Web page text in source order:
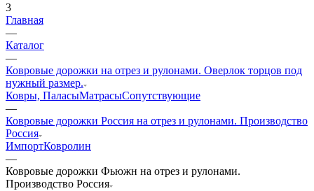
3
Главная
—
Каталог
—
Ковровые дорожки на отрез и рулонами. Оверлок торцов под
нужный размер.
Ковры, ПаласыМатрасыСопутствующие
—
Ковровые дорожки Россия на отрез и рулонами. Производство
Россия
ИмпортКовролин
—
Ковровые дорожки Фьюжн на отрез и рулонами.
Производство Россия